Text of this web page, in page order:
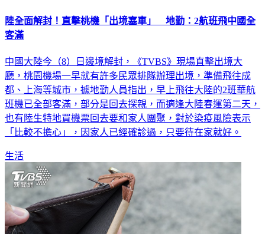
陸全面解封！直擊桃機「出境塞車」 地勤：2航班飛中國全
客滿
中國大陸今（8）日邊境解封，《TVBS》現場直擊出境大
廳，桃園機場一早就有許多民眾排隊辦理出境，準備飛往成
都、上海等城市，據地勤人員指出，早上飛往大陸的2班華航
班機已全部客滿，部分是回去探親，而適逢大陸春運第二天，
也有陸生特地買機票回去要和家人團聚，對於染疫風險表示
「比較不擔心」，因家人已經確診過，只要待在家就好。
生活